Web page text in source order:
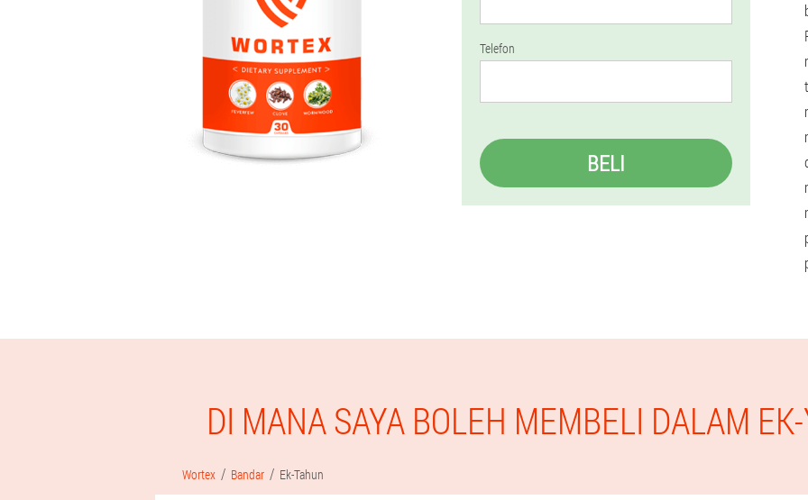
Telefon
BELI
DI MANA SAYA BOLEH MEMBELI DALAM
Wortex Bandar Ek-Tahun